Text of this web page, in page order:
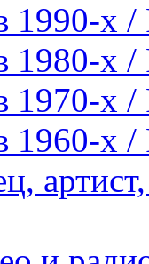
1990-х /
1980-х /
1970-х /
1960-х /